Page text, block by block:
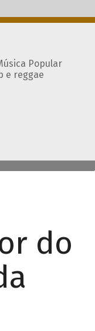
Popular
e reggae
do